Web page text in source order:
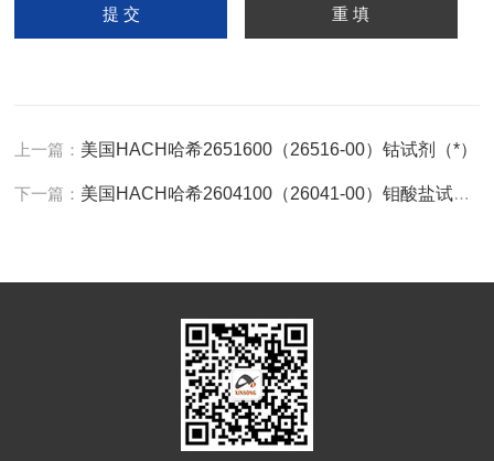
上一篇： 美国HACH哈希2651600（26516-00）钴试剂（*）
下一篇： 美国HACH哈希2604100（26041-00）钼酸盐试剂（*）